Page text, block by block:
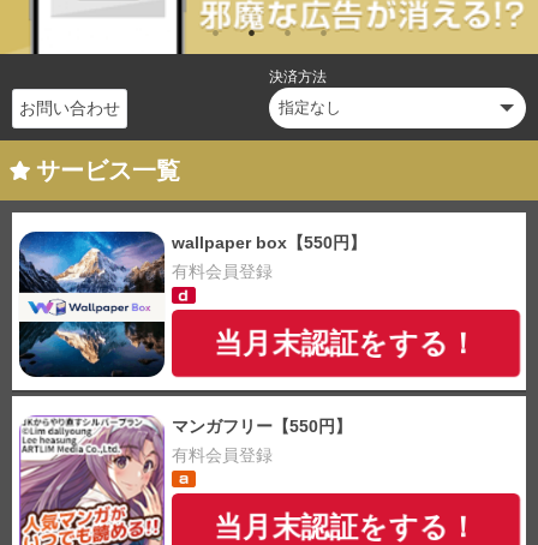
お問い合わせ
決済方法
サービス一覧
wallpaper box【550円】
有料会員登録
当月末認証をする！
マンガフリー【550円】
有料会員登録
当月末認証をする！